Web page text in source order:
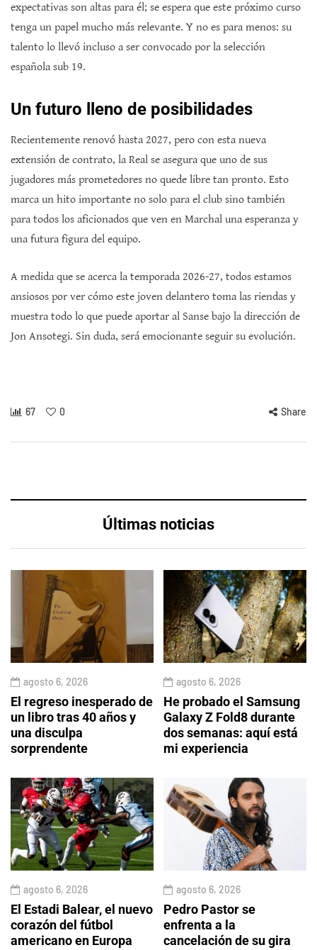
expectativas son altas para él; se espera que este próximo curso
tenga un papel mucho más relevante. Y no es para menos: su
talento lo llevó incluso a ser convocado por la selección
española sub 19.
Un futuro lleno de posibilidades
Recientemente renovó hasta 2027, pero con esta nueva
extensión de contrato, la Real se asegura que uno de sus
jugadores más prometedores no quede libre tan pronto. Esto
marca un hito importante no solo para el club sino también
para todos los aficionados que ven en Marchal una esperanza y
una futura figura del equipo.
A medida que se acerca la temporada 2026-27, todos estamos
ansiosos por ver cómo este joven delantero toma las riendas y
muestra todo lo que puede aportar al Sanse bajo la dirección de
Jon Ansotegi. Sin duda, será emocionante seguir su evolución.
67 0 Share
Últimas noticias
agosto 6, 2026
El regreso inesperado de
un libro tras 40 años y
una disculpa
sorprendente
agosto 6, 2026
He probado el Samsung
Galaxy Z Fold8 durante
dos semanas: aquí está
mi experiencia
agosto 6, 2026
El Estadi Balear, el nuevo
corazón del fútbol
americano en Europa
agosto 6, 2026
Pedro Pastor se
enfrenta a la
cancelación de su gira